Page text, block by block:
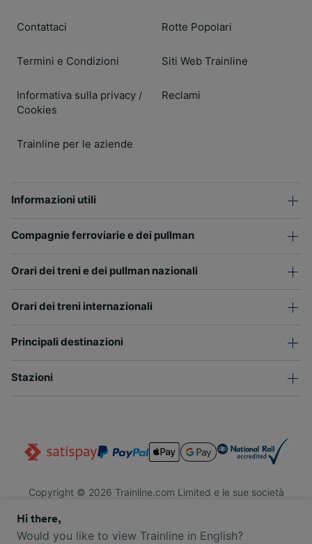
Contattaci
Termini e Condizioni
Informativa sulla privacy /
Cookies
Trainline per le aziende
Rotte Popolari
Siti Web Trainline
Reclami
Informazioni utili
Compagnie ferroviarie e dei pullman
Orari dei treni e dei pullman nazionali
Orari dei treni internazionali
Principali destinazioni
Stazioni
Copyright © 2026 Trainline.com Limited e le sue società
Trainline.com Limited è registrata in Inghilterra e Galles. Società
n. 3846791. Sede legale: 1 Stonecutter St, EC4A 4AH, Londra,
Hi there,
Would you like to view Trainline in English?